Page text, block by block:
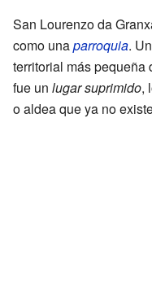
San Lourenzo da
como unaparroquia.
territorial más pequeña
fue un lugar suprimido,
o aldea que ya no